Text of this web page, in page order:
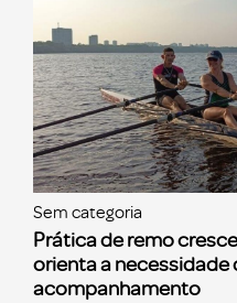
Sem categoria
Prática de remo
orienta a necessidade
acompanhamento